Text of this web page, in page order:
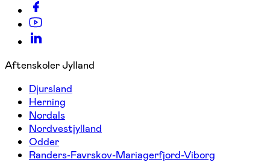
Aftenskoler Jylland
Djursland
Herning
Nordals
Nordvestjylland
Odder
Randers-Favrskov-Mariagerfjord-Viborg